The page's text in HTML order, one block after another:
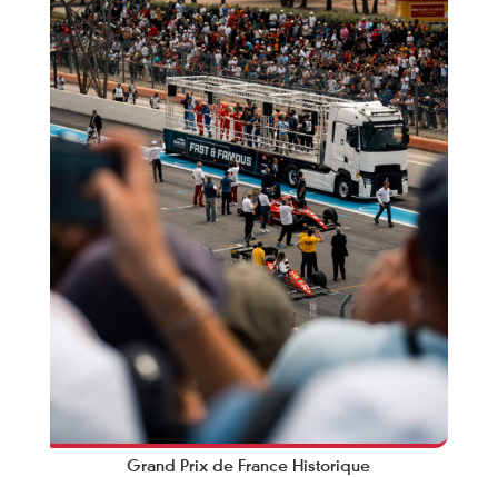
Grand Prix de France Historique